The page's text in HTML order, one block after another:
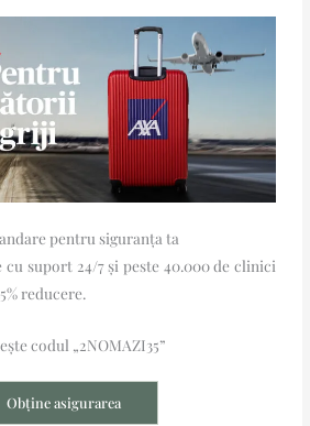
pentru siguranța ta
suport 24/7 și peste 40.000 de clinici
reducere.
codul „2NOMAZI35”
Obține asigurarea